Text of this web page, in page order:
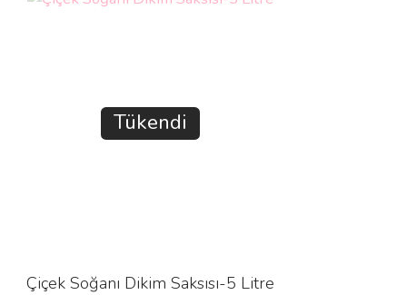
Tükendi
Çiçek Soğanı Dikim Saksısı-5 Litre